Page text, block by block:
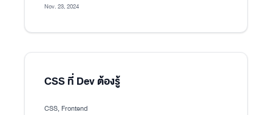
Nov. 23, 2024
CSS ที่ Dev ต้องรู้
CSS, Frontend